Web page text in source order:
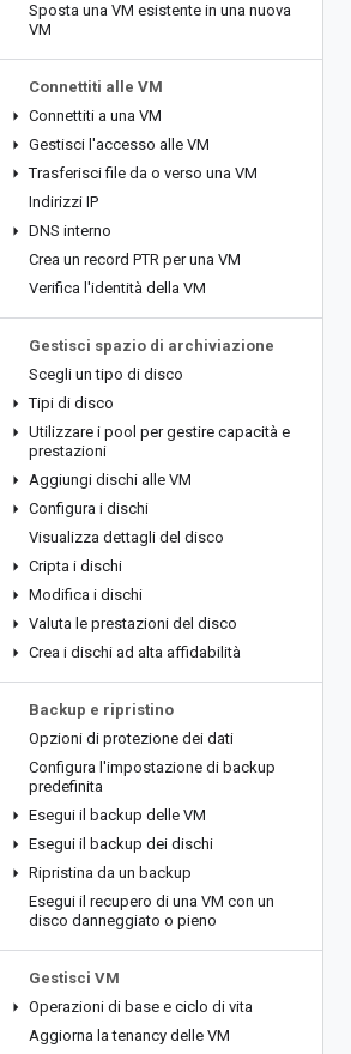
Sposta una VM esistente in una nuova
VM
Connettiti alle VM
Connettiti a una VM
Gestisci l'accesso alle VM
Trasferisci file da o verso una VM
Indirizzi IP
DNS interno
Crea un record PTR per una VM
Verifica l'identità della VM
Gestisci spazio di archiviazione
Scegli un tipo di disco
Tipi di disco
Utilizzare i pool per gestire capacità e
prestazioni
Aggiungi dischi alle VM
Configura i dischi
Visualizza dettagli del disco
Cripta i dischi
Modifica i dischi
Valuta le prestazioni del disco
Crea i dischi ad alta affidabilità
Backup e ripristino
Opzioni di protezione dei dati
Configura l'impostazione di backup
predefinita
Esegui il backup delle VM
Esegui il backup dei dischi
Ripristina da un backup
Esegui il recupero di una VM con un
disco danneggiato o pieno
Gestisci VM
Operazioni di base e ciclo di vita
Aggiorna la tenancy delle VM